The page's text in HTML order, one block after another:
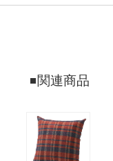
関連商品